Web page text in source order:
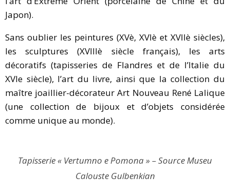
Japon).
Sans oublier les peintures (XVè, XVIè et XVIIè siècles),
les sculptures (XVIIIè siècle français), les arts
décoratifs (tapisseries de Flandres et de l’Italie du
XVIe siècle), l’art du livre, ainsi que la collection du
maître joaillier-décorateur Art Nouveau René Lalique
(une collection de bijoux et d’objets considérée
comme unique au monde).
Tapisserie « Vertumno e Pomona » – Source Museu
Calouste Gulbenkian